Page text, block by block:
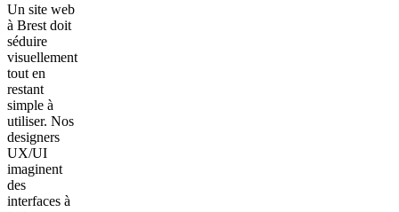
Un site web
à Brest doit
séduire
visuellement
tout en
restant
simple à
utiliser. Nos
designers
UX/UI
imaginent
des
interfaces à